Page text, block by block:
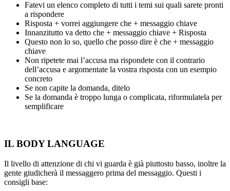
Fatevi un elenco completo di tutti i temi sui quali sarete pronti
a rispondere
Risposta + vorrei aggiungere che + messaggio chiave
Innanzitutto va detto che + messaggio chiave + Risposta
Questo non lo so, quello che posso dire è che + messaggio
chiave
Non ripetete mai l’accusa ma rispondete con il contrario
dell’accusa e argomentate la vostra risposta con un esempio
concreto
Se non capite la domanda, ditelo
Se la domanda è troppo lunga o complicata, riformulatela per
semplificare
IL BODY LANGUAGE
Il livello di attenzione di chi vi guarda è già piuttosto basso, inoltre la
gente giudicherà il messaggero prima del messaggio. Questi i
consigli base: